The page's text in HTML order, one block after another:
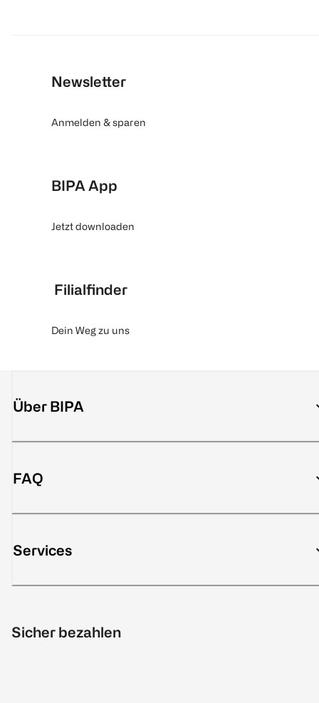
Newsletter
Anmelden & sparen
BIPA App
Jetzt downloaden
Filialfinder
Dein Weg zu uns
Über BIPA
FAQ
Services
Sicher bezahlen